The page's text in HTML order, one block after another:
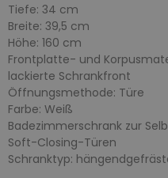
Tiefe: 34 cm
Breite: 39,5 cm
Höhe: 160 cm
Frontplatte- und
lackierte Schrankfront
Öffnungsmethode: Türe
Farbe: Weiß
Badezimmerschrank zur
Soft-Closing-Türen
Schranktyp: